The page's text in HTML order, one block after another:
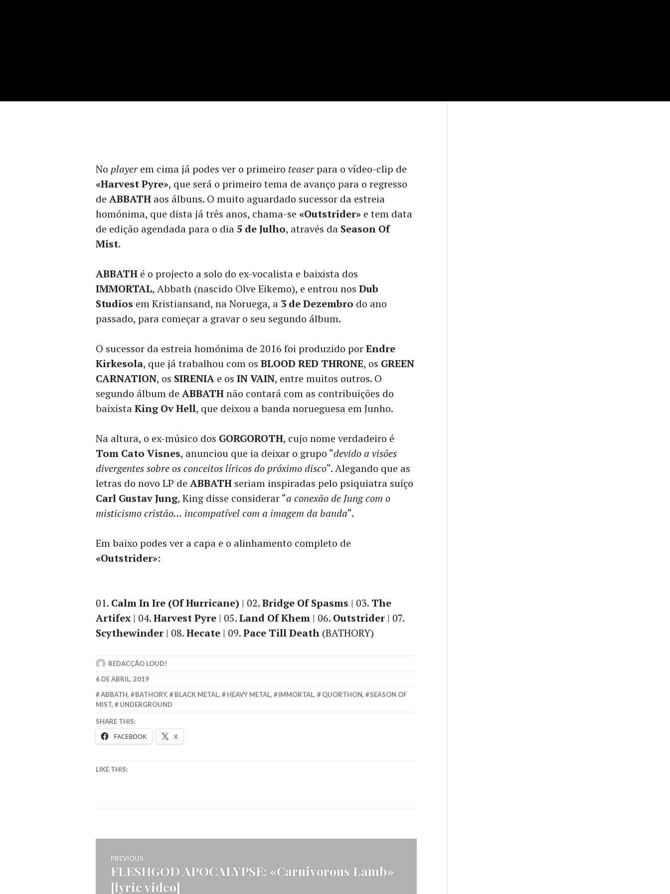
No playerem cima já podes ver o primeiro teaserpara o vídeo-clip de
«Harvest Pyre», que será o primeiro tema de avanço para o regresso
de ABBATH aos álbuns. O muito aguardado sucessor da estreia
homónima, que dista já três anos, chama-se «Outstrider» e tem data
de edição agendada para o dia5 de Julho, através da Season Of
Mist.
ABBATH é o projecto a solo do ex-vocalista e baixista dos
IMMORTAL, Abbath (nascido Olve Eikemo), e entrou nos Dub
Studios em Kristiansand, na Noruega, a 3 de Dezembro do ano
passado, para começar a gravar o seu segundo álbum.
O sucessor da estreia homónima de 2016 foi produzido porEndre
Kirkesola, que já trabalhou com os BLOOD RED THRONE, os GREEN
CARNATION, os SIRENIA e os IN VAIN, entre muitos outros. O
segundo álbum de ABBATHnão contará com as contribuições do
baixistaKing Ov Hell, que deixou a banda norueguesa em Junho.
Na altura, o ex-músico dos GORGOROTH, cujo nome verdadeiro é
Tom Cato Visnes, anunciou que ia deixar o grupo “devido a visões
divergentes sobre os conceitos líricos do próximo disco“. Alegando que as
letras do novo LP de ABBATH seriam inspiradas pelo psiquiatra suíço
Carl Gustav Jung, King disse considerar “a conexão de Jung com o
misticismo cristão… incompatível com a imagem da banda“.
Em baixo podes ver a capa e o alinhamento completo de
«Outstrider»:
01. Calm In Ire (Of Hurricane) | 02.Bridge Of Spasms | 03. The
Artifex | 04.Harvest Pyre | 05.Land Of Khem | 06. Outstrider | 07.
Scythewinder | 08.Hecate | 09.Pace Till Death (BATHORY)
REDACÇÃO LOUD!
6 DE ABRIL, 2019
ABBATH, BATHORY, BLACK METAL, HEAVY METAL, IMMORTAL, QUORTHON,
SEASON OF
MIST, UNDERGROUND
SHARE THIS:
FACEBOOK X
LIKE THIS:
Navegação
de
PREVIOUS
Previous
post:
FLESHGOD APOCALYPSE: «Carnivorous Lamb»
[lyric video]